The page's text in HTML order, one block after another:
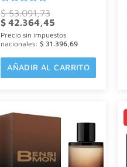
Valorado
con
0
de
5
$53.091,73
El
precio
original
era:
$ 42.364,45
actual
es:
Precio sin impuestos
nacionales:$ 31.396,69
AÑADIR AL CARRITO